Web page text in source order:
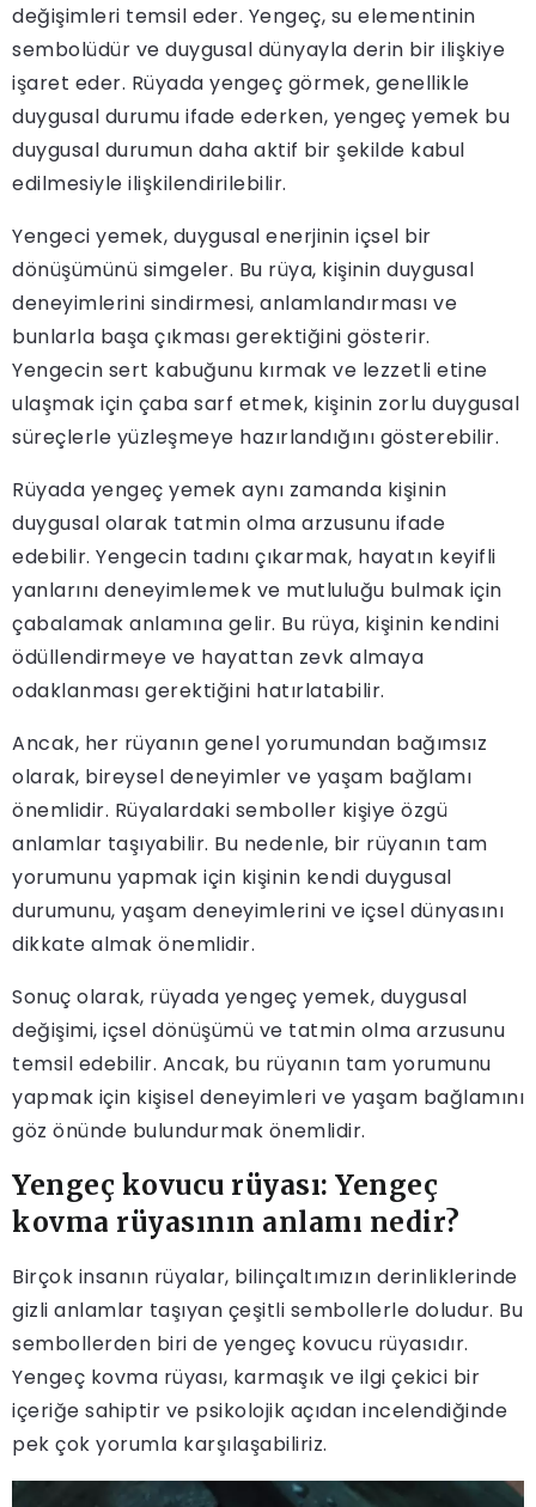
değişimleri temsil eder. Yengeç, su elementinin
sembolüdür ve duygusal dünyayla derin bir ilişkiye
işaret eder. Rüyada yengeç görmek, genellikle
duygusal durumu ifade ederken, yengeç yemek bu
duygusal durumun daha aktif bir şekilde kabul
edilmesiyle ilişkilendirilebilir.
Yengeci yemek, duygusal enerjinin içsel bir
dönüşümünü simgeler. Bu rüya, kişinin duygusal
deneyimlerini sindirmesi, anlamlandırması ve
bunlarla başa çıkması gerektiğini gösterir.
Yengecin sert kabuğunu kırmak ve lezzetli etine
ulaşmak için çaba sarf etmek, kişinin zorlu duygusal
süreçlerle yüzleşmeye hazırlandığını gösterebilir.
Rüyada yengeç yemek aynı zamanda kişinin
duygusal olarak tatmin olma arzusunu ifade
edebilir. Yengecin tadını çıkarmak, hayatın keyifli
yanlarını deneyimlemek ve mutluluğu bulmak için
çabalamak anlamına gelir. Bu rüya, kişinin kendini
ödüllendirmeye ve hayattan zevk almaya
odaklanması gerektiğini hatırlatabilir.
Ancak, her rüyanın genel yorumundan bağımsız
olarak, bireysel deneyimler ve yaşam bağlamı
önemlidir. Rüyalardaki semboller kişiye özgü
anlamlar taşıyabilir. Bu nedenle, bir rüyanın tam
yorumunu yapmak için kişinin kendi duygusal
durumunu, yaşam deneyimlerini ve içsel dünyasını
dikkate almak önemlidir.
Sonuç olarak, rüyada yengeç yemek, duygusal
değişimi, içsel dönüşümü ve tatmin olma arzusunu
temsil edebilir. Ancak, bu rüyanın tam yorumunu
yapmak için kişisel deneyimleri ve yaşam bağlamını
göz önünde bulundurmak önemlidir.
Yengeç kovucu rüyası: Yengeç
kovma rüyasının anlamı nedir?
Birçok insanın rüyalar, bilinçaltımızın derinliklerinde
gizli anlamlar taşıyan çeşitli sembollerle doludur. Bu
sembollerden biri de yengeç kovucu rüyasıdır.
Yengeç kovma rüyası, karmaşık ve ilgi çekici bir
içeriğe sahiptir ve psikolojik açıdan incelendiğinde
pek çok yorumla karşılaşabiliriz.